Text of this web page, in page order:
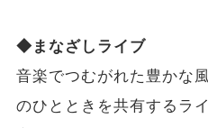
◆まなざしライブ
音楽でつむがれた豊かな
のひとときを共有するラ